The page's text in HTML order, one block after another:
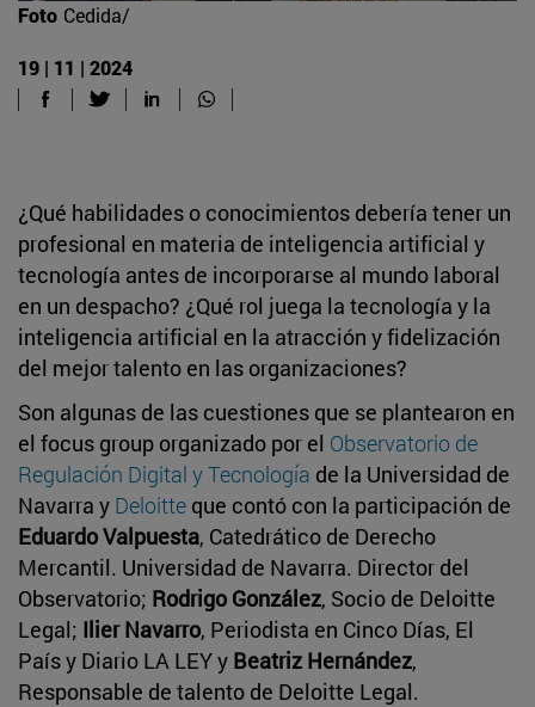
Foto Cedida/
19 | 11 | 2024
¿Qué habilidades o conocimientos debería tener un
profesional en materia de inteligencia artificial y
tecnología antes de incorporarse al mundo laboral
en un despacho? ¿Qué rol juega la tecnología y la
inteligencia artificial en la atracción y fidelización
del mejor talento en las organizaciones?
Son algunas de las cuestiones que se plantearon en
el focus group organizado por el Observatorio de
Regulación Digital y Tecnología de la Universidad de
Navarra y Deloitte que contó con la participación de
Eduardo Valpuesta, Catedrático de Derecho
Mercantil. Universidad de Navarra. Director del
Observatorio; Rodrigo González, Socio de Deloitte
Legal; Ilier Navarro, Periodista en Cinco Días, El
País y Diario LA LEY y Beatriz Hernández,
Responsable de talento de Deloitte Legal.